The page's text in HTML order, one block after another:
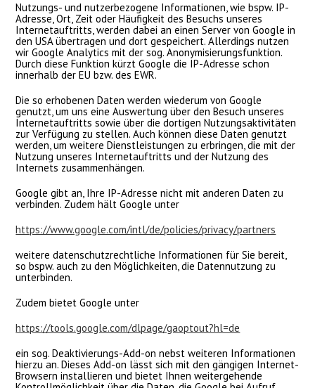
Nutzungs- und nutzerbezogene Informationen, wie bspw. IP-
Adresse, Ort, Zeit oder Häufigkeit des Besuchs unseres
Internetauftritts, werden dabei an einen Server von Google in
den USA übertragen und dort gespeichert. Allerdings nutzen
wir Google Analytics mit der sog. Anonymisierungsfunktion.
Durch diese Funktion kürzt Google die IP-Adresse schon
innerhalb der EU bzw. des EWR.
Die so erhobenen Daten werden wiederum von Google
genutzt, um uns eine Auswertung über den Besuch unseres
Internetauftritts sowie über die dortigen Nutzungsaktivitäten
zur Verfügung zu stellen. Auch können diese Daten genutzt
werden, um weitere Dienstleistungen zu erbringen, die mit der
Nutzung unseres Internetauftritts und der Nutzung des
Internets zusammenhängen.
Google gibt an, Ihre IP-Adresse nicht mit anderen Daten zu
verbinden. Zudem hält Google unter
https://www.google.com/intl/de/policies/privacy/partners
weitere datenschutzrechtliche Informationen für Sie bereit,
so bspw. auch zu den Möglichkeiten, die Datennutzung zu
unterbinden.
Zudem bietet Google unter
https://tools.google.com/dlpage/gaoptout?hl=de
ein sog. Deaktivierungs-Add-on nebst weiteren Informationen
hierzu an. Dieses Add-on lässt sich mit den gängigen Internet-
Browsern installieren und bietet Ihnen weitergehende